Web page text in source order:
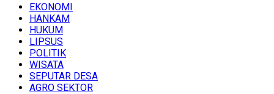
EKONOMI
HANKAM
HUKUM
LIPSUS
POLITIK
WISATA
SEPUTAR DESA
AGRO SEKTOR